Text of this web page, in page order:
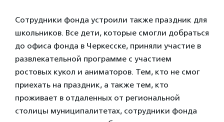
Сотрудники фонда устроили также праздник для
школьников. Все дети, которые смогли добраться
до офиса фонда в Черкесске, приняли участие в
развлекательной программе с участием
ростовых кукол и аниматоров. Тем, кто не смог
приехать на праздник, а также тем, кто
проживает в отдаленных от региональной
столицы муниципалитетах, сотрудники фонда